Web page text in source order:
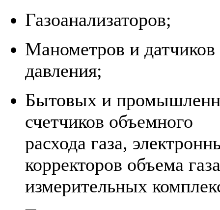
Газоанализаторов;
Манометров и датчиков
давления;
Бытовых и
счетчиков объемного
расхода газа,
корректоров объема
измерительных